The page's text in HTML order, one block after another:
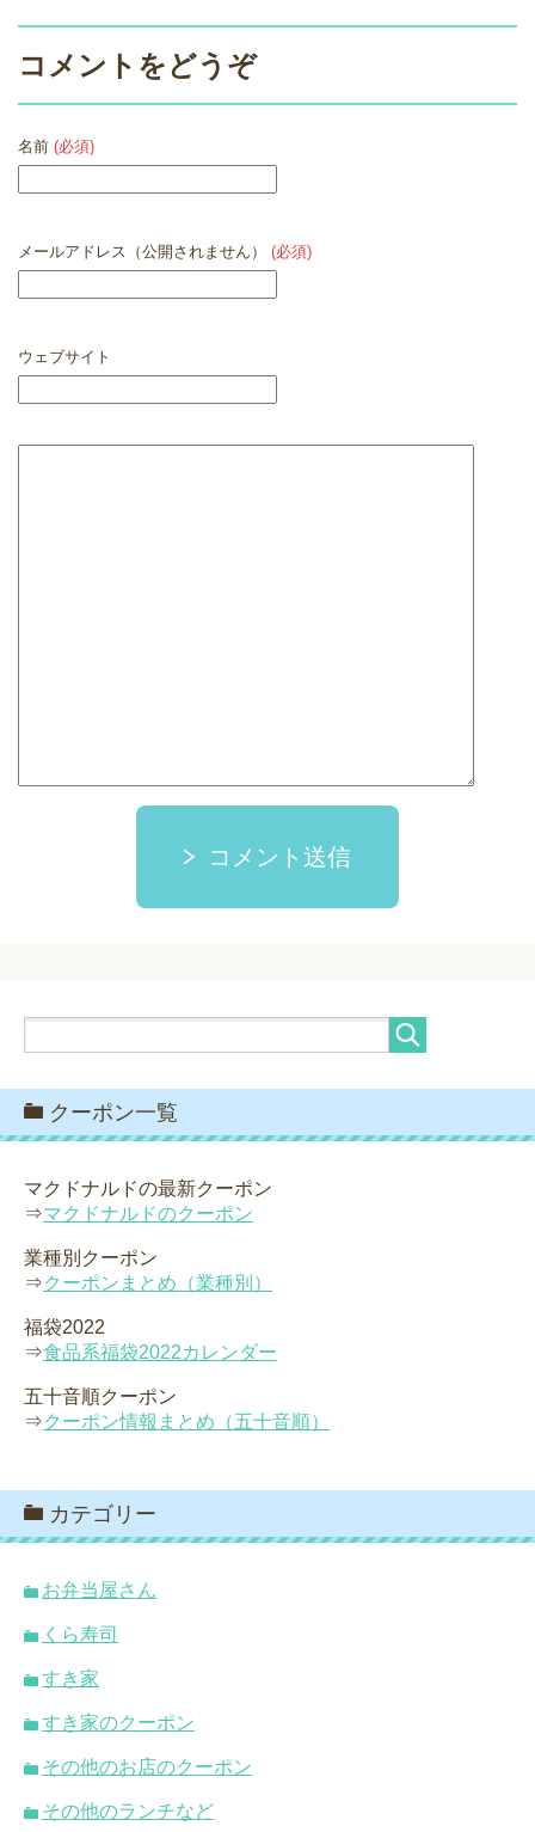
コメントをどうぞ
名前 (必須)
メールアドレス（公開されません） (必須)
ウェブサイト
コメント送信
クーポン一覧
マクドナルドの最新クーポン
⇒マクドナルドのクーポン
業種別クーポン
⇒クーポンまとめ（業種別）
福袋2022
⇒食品系福袋2022カレンダー
五十音順クーポン
⇒クーポン情報まとめ（五十音順）
カテゴリー
お弁当屋さん
くら寿司
すき家
すき家のクーポン
その他のお店のクーポン
その他のランチなど